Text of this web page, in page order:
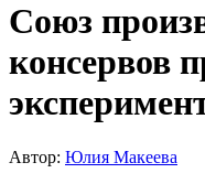
Союз
консервов
Автор: Юлия Макеева